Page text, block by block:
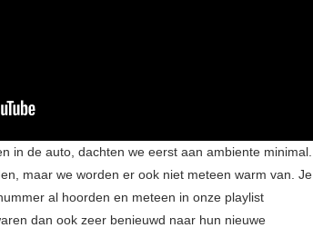
in de auto, dachten we eerst aan ambiente minimal.
maar we worden er ook niet meteen warm van. Je
al hoorden en meteen in onze playlist
dan ook zeer benieuwd naar hun nieuwe